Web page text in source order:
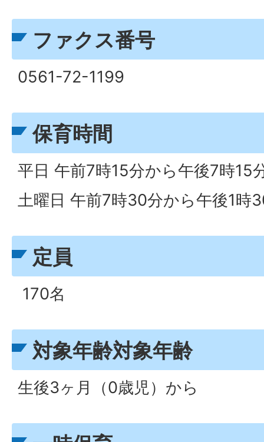
ファクス番号
0561-72-1199
保育時間
平日 午前7時15分から午後7時15
土曜日 午前7時30分から午後1時
定員
170名
対象年齢対象年齢
生後3ヶ月（0歳児）から